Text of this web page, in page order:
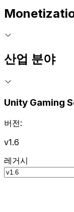
산업 분야
Unity Gaming
버전:
v1.6
레거시